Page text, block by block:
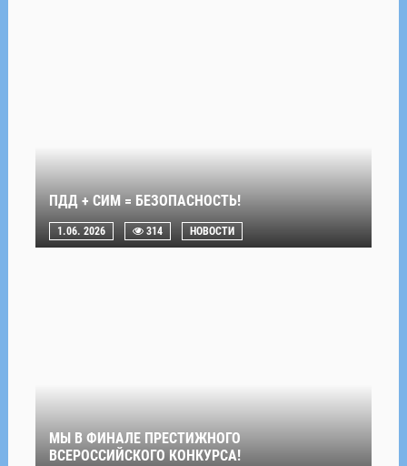
ПДД + СИМ = БЕЗОПАСНОСТЬ!
1.06. 2026 314 НОВОСТИ
МЫ В ФИНАЛЕ ПРЕСТИЖНОГО
ВСЕРОССИЙСКОГО КОНКУРСА!